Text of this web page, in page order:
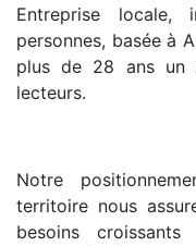
Entreprise
personnes, basée à
plus de 28 ans un
lecteurs.
Notre
territoire nous
besoins